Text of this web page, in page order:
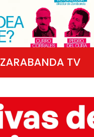
ZARABANDA TV